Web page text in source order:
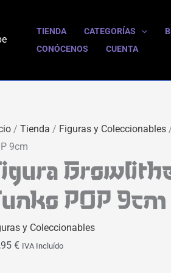
TIENDA CATEGORÍAS
CONÓCENOS
CUENTA
/Tienda / Figuras y Coleccionables
9cm
POP 9cm
y Coleccionables
€ IVA Incluído